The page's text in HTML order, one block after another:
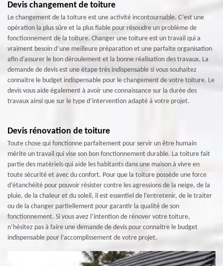
Devis changement de toiture
Le changement de la toiture est une activité incontournable. C’est une
opération la plus sûre et la plus fiable pour résoudre un problème de
fonctionnement de la toiture. Changer une toiture est un travail qui a
vraiment besoin d’une meilleure préparation et une parfaite organisation
afin d’assurer le bon déroulement et la bonne réalisation des travaux. La
demande de devis est une étape très indispensable si vous souhaitez
connaitre le budget indispensable pour le changement de votre toiture. Le
devis vous aide également à avoir une connaissance sur la durée des
travaux ainsi que sur le type d’intervention adapté à votre projet.
Devis rénovation de toiture
Toute chose qui fonctionne parfaitement pour servir un être humain
mérite un travail qui vise son bon fonctionnement durable. La toiture fait
partie des matériels qui aide les habitants dans une maison à vivre en
toute sécurité et avec du confort. Pour que la toiture possède une force
d’étanchéité pour pouvoir résister contre les agressions de la neige, de la
pluie, de la chaleur et du soleil, il est essentiel de l’entretenir, de le traiter
ou de la changer partiellement pour garantir la qualité de son
fonctionnement. Si vous avez l’intention de rénover votre toiture,
n’hésitez pas à faire une demande de devis pour connaitre le budget
indispensable pour l’accomplissement de votre projet.